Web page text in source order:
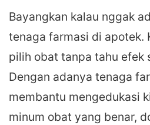
Bayangkan kalau nggak
tenaga farmasi di apotek.
pilih obat tanpa tahu efek
Dengan adanya tenaga
membantu mengedukasi
minum obat yang benar,